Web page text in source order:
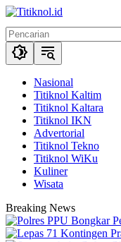
Langsung
konten
Nasional
Titiknol Kaltim
Titiknol Kaltara
Titiknol IKN
Advertorial
Titiknol Tekno
Titiknol WiKu
Kuliner
Wisata
Breaking News